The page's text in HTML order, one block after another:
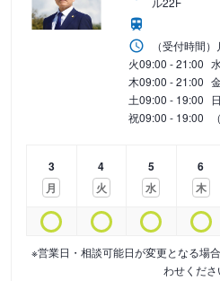
（受付時間）
火09:00 - 21:00
木09:00 - 21:00
土09:00 - 19:00
祝09:00 - 19:00
3
月
4
火
5
水
6
木
※営業日・相談可能日が変更となる場
わせくださ